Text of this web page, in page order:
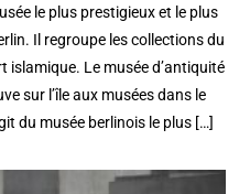
le plus prestigieux et le plus
Il regroupe les collections du
islamique. Le musée d’antiquité
sur l’île aux musées dans le
du musée berlinois le plus […]